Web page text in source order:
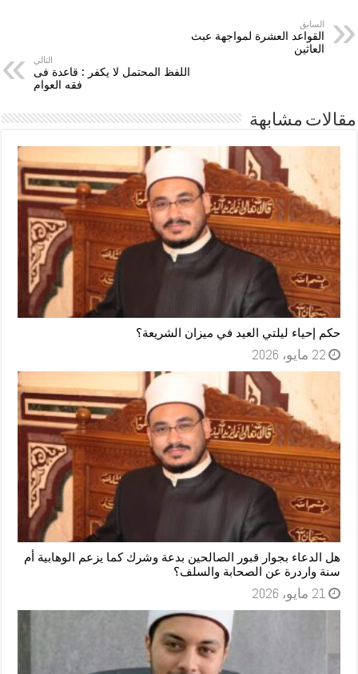
السابق
القواعد العشرة لمواجهة عبث
العاثين
التالي
اللفظ المحتمل لا يكفر : قاعدة فى
فقه العوام
مقالات مشابهة
حكم إحياء ليلتي العيد في ميزان الشريعة؟
22 مايو، 2026
هل الدعاء بجوار قبور الصالحين بدعة وشرك كما يزعم الوهابية أم
سنة واردرة عن الصحابة والسلف؟
21 مايو، 2026